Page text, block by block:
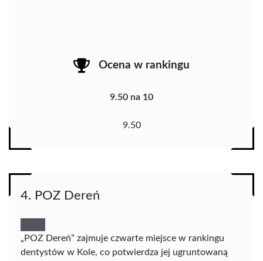
Ocena w rankingu
9.50 na 10
9.50
4. POZ Dereń
„POZ Dereń” zajmuje czwarte miejsce w rankingu
dentystów w Kole, co potwierdza jej ugruntowaną